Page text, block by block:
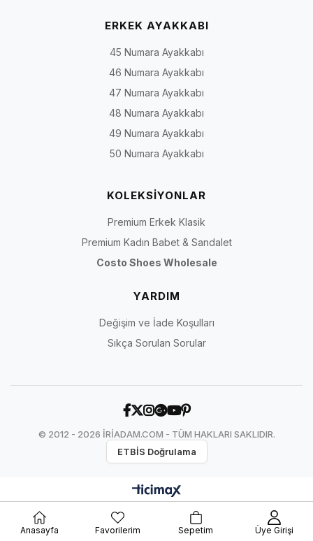
ERKEK AYAKKABI
45 Numara Ayakkabı
46 Numara Ayakkabı
47 Numara Ayakkabı
48 Numara Ayakkabı
49 Numara Ayakkabı
50 Numara Ayakkabı
KOLEKSİYONLAR
Premium Erkek Klasik
Premium Kadın Babet & Sandalet
Costo Shoes Wholesale
YARDIM
Değişim ve İade Koşulları
Sıkça Sorulan Sorular
© 2012 - 2026 İRİADAM.COM - TÜM HAKLARI SAKLIDIR.
ETBİS Doğrulama
Anasayfa Favorilerim Sepetim Üye Girişi